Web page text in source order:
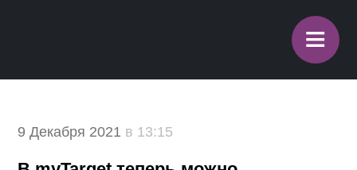
≡
9 Декабря 2021 в 13:15